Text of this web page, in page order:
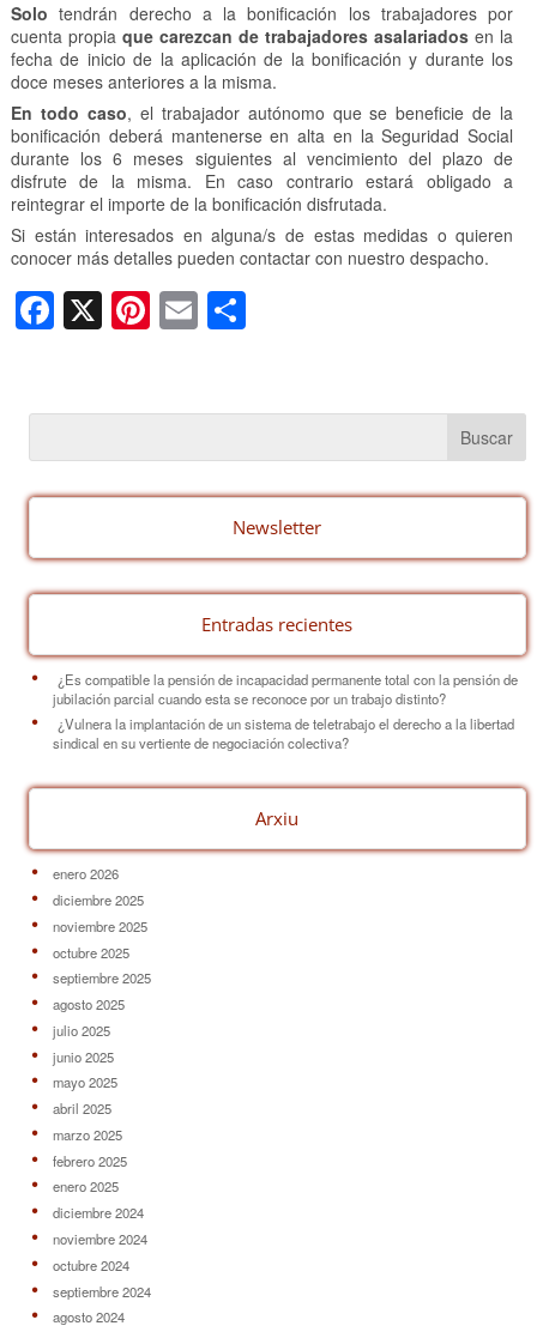
Solo tendrán derecho a la bonificación los trabajadores por
cuenta propiaque carezcan de trabajadores asalariados en la
fecha de inicio de la aplicación de la bonificación y durante los
doce meses anteriores a la misma.
En todo caso, el trabajador autónomo que se beneficie de la
bonificación deberá mantenerse en alta en la Seguridad Social
durante los 6 meses siguientes al vencimiento del plazo de
disfrute de la misma. En caso contrario estará obligado a
reintegrar el importe de la bonificación disfrutada.
Si están interesados en alguna/s de estas medidas o quieren
conocer más detalles pueden contactar con nuestro despacho.
F
a
e
b
o
k
X Pi
nt
e
st
E
m
C
p
ar
tir
Newsletter
Entradas recientes
¿Es compatible la pensión de incapacidad permanente total con la pensión de
jubilación parcial cuando esta se reconoce por un trabajo distinto?
¿Vulnera la implantación de un sistema de teletrabajo el derecho a la libertad
sindical en su vertiente de negociación colectiva?
Arxiu
enero 2026
diciembre 2025
noviembre 2025
octubre 2025
septiembre 2025
agosto 2025
julio 2025
junio 2025
mayo 2025
abril 2025
marzo 2025
febrero 2025
enero 2025
diciembre 2024
noviembre 2024
octubre 2024
septiembre 2024
agosto 2024